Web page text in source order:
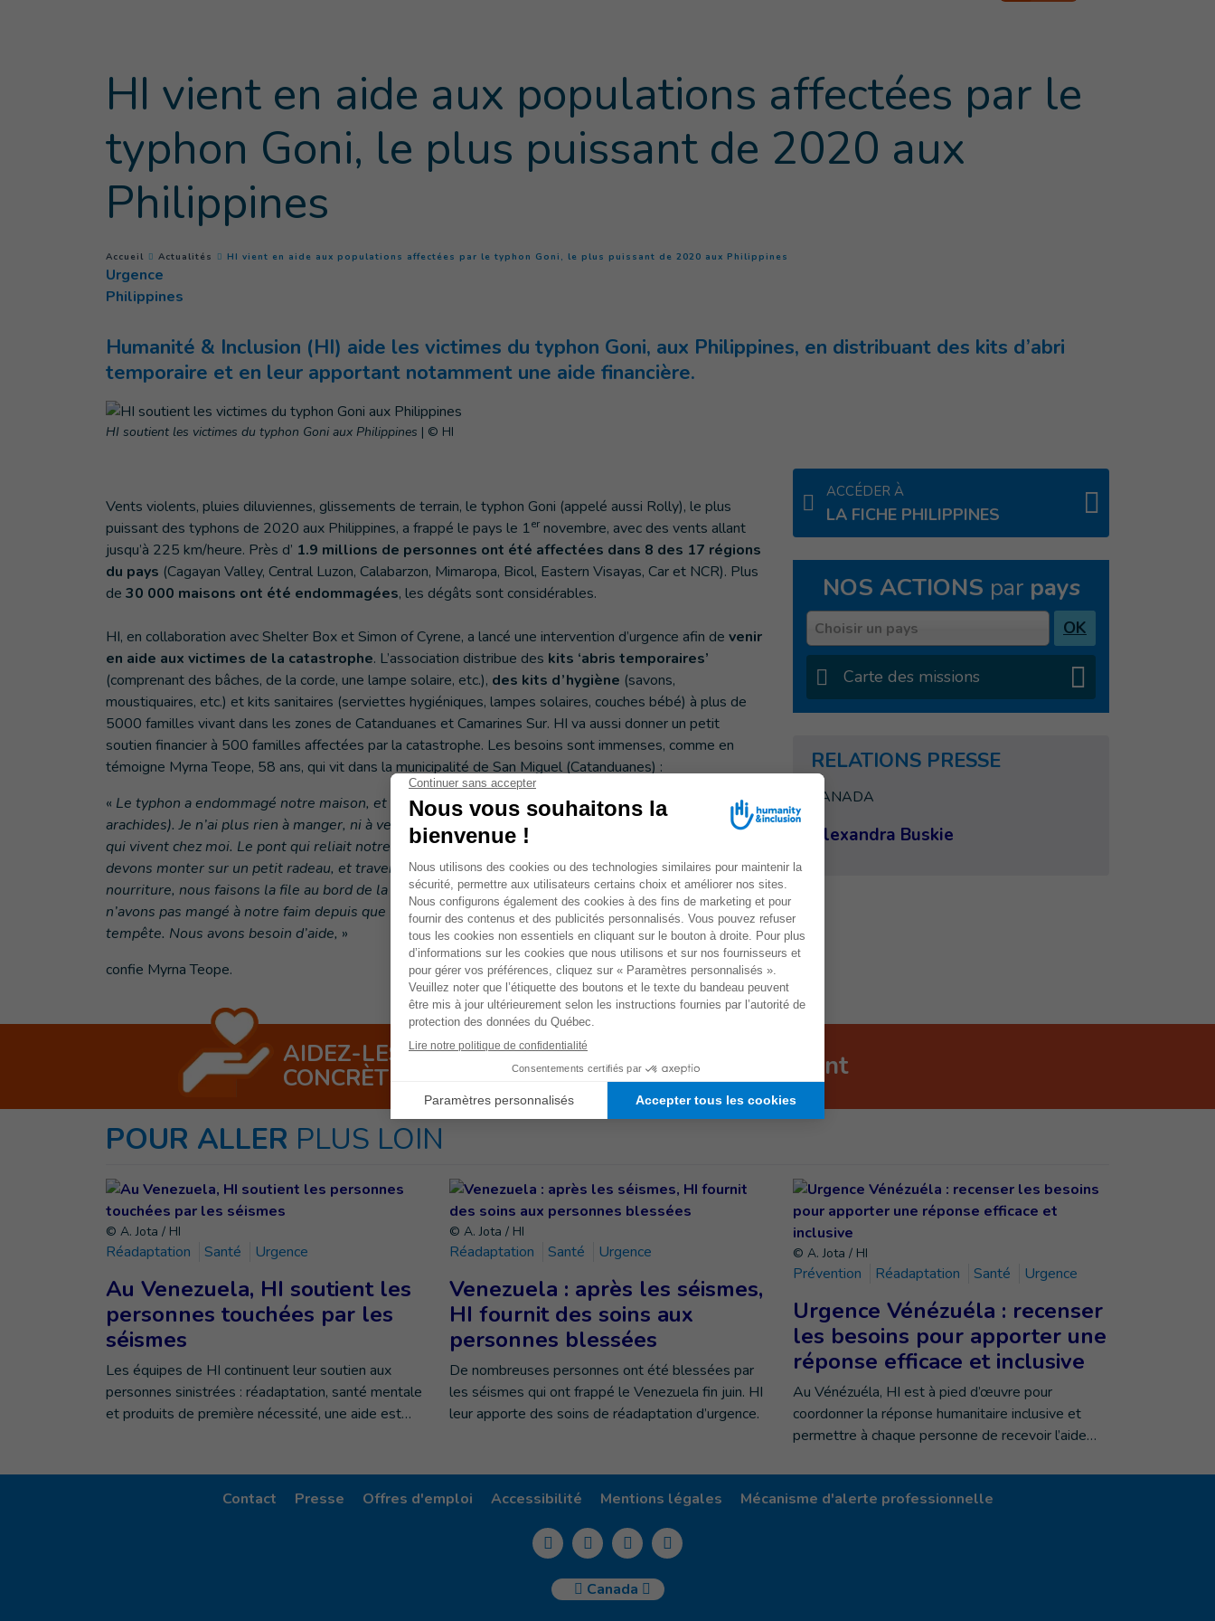
HI vient en aide aux populations affectées par le
typhon Goni, le plus puissant de 2020 aux
Philippines
You are here :
Accueil Actualités HI vient en aide aux populations affectées par le typhon Goni, le plus puissant de 2020 aux Philippines
Urgence
Philippines
Humanité & Inclusion (HI) aide les victimes du typhon Goni, aux Philippines, en distribuant des kits d’abri
temporaire et en leur apportant notamment une aide financière.
HI soutient les victimes du typhon Goni aux Philippines | © HI
Vents violents, pluies diluviennes, glissements de terrain, le typhon Goni (appelé aussi Rolly), le plus
puissant des typhons de 2020 aux Philippines, a frappé le pays le 1er novembre, avec des vents allant
jusqu’à 225 km/heure. Près d’ 1.9 millions de personnes ont été affectées dans 8 des 17 régions
du pays (Cagayan Valley, Central Luzon, Calabarzon, Mimaropa, Bicol, Eastern Visayas, Car et NCR). Plus
de 30 000 maisons ont été endommagées, les dégâts sont considérables.
HI, en collaboration avec Shelter Box et Simon of Cyrene, a lancé une intervention d’urgence afin de venir
en aide aux victimes de la catastrophe. L’association distribue des kits ‘abris temporaires’
(comprenant des bâches, de la corde, une lampe solaire, etc.), des kits d’hygiène (savons,
moustiquaires, etc.) et kits sanitaires (serviettes hygiéniques, lampes solaires, couches bébé) à plus de
5000 familles vivant dans les zones de Catanduanes et Camarines Sur. HI va aussi donner un petit
soutien financier à 500 familles affectées par la catastrophe. Les besoins sont immenses, comme en
témoigne Myrna Teope, 58 ans, qui vit dans la municipalité de San Miguel (Catanduanes) :
« Le typhon a endommagé notre maison, et détruit nos productions agricoles (patates douces,
arachides). Je n’ai plus rien à manger, ni à vendre, et je m’inquiète beaucoup pour mes petits-enfants,
qui vivent chez moi. Le pont qui reliait notre village au centre-ville a été détruit. Pour s’y rendre, nous
devons monter sur un petit radeau, et traverser la rivière. Nous attendons de recevoir de la
nourriture, nous faisons la file au bord de la rivière pour être sûrs de ne pas être oubliés. Nous
n’avons pas mangé à notre faim depuis que le typhon a frappé. Je suis en colère contre cette violente
tempête. Nous avons besoin d’aide, »
confie Myrna Teope.
ACCÉDER À
LA FICHE PHILIPPINES
NOS ACTIONS par pays
PaysChoisir un pays OK
Carte des missions
RELATIONS PRESSE
CANADA
Alexandra Buskie
AIDEZ-LES
CONCRÈTEMENT Faites un don dès maintenant
POUR ALLER PLUS LOIN
© A. Jota / HI
Réadaptation Santé Urgence
Au Venezuela, HI soutient les
personnes touchées par les
séismes
Les équipes de HI continuent leur soutien aux
personnes sinistrées : réadaptation, santé mentale
et produits de première nécessité, une aide est…
© A. Jota / HI
Réadaptation Santé Urgence
Venezuela : après les séismes,
HI fournit des soins aux
personnes blessées
De nombreuses personnes ont été blessées par
les séismes qui ont frappé le Venezuela fin juin. HI
leur apporte des soins de réadaptation d’urgence.
© A. Jota / HI
Prévention Réadaptation Santé Urgence
Urgence Vénézuéla : recenser
les besoins pour apporter une
réponse efficace et inclusive
Au Vénézuéla, HI est à pied d’œuvre pour
coordonner la réponse humanitaire inclusive et
permettre à chaque personne de recevoir l’aide…
Contact Presse Offres d'emploi Accessibilité Mentions légales Mécanisme d'alerte professionnelle
Canada